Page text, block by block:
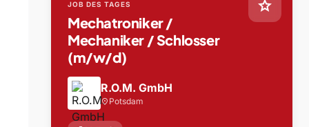
star
JOB DES TAGES
Mechatroniker /
Mechaniker / Schlosser
(m/w/d)
R.O.M. GmbH
location_on Potsdam